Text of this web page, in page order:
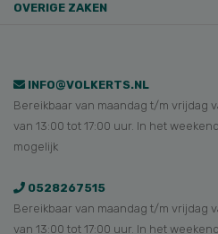
OVERIGE ZAKEN
INFO@VOLKERTS.NL
Bereikbaar van maandag t/m vrijdag
van 13:00 tot 17:00 uur. In het
mogelijk
0528267515
Bereikbaar van maandag t/m vrijdag
van 13:00 tot 17:00 uur. In het